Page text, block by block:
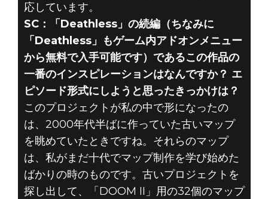
応しています。
SC：「Deathless」の続編（ちなみに
「Deathless」もゲーム内アドオンメニュー
から無料で入手可能です）であるこの作品の
一番のインスピレーションはなんですか？ エ
ピソード形式にしようと思ったきっかけは？
このプロジェクトが私の中で形になったの
は、2000年代半ばに作っていた古いマップ
を眺めていたときですね。それらのマップ
は、私がまだ十代でマップ制作を学び始めた
ばかりの時のものです。古いプロジェクトを
探し出して、「DOOM II」用の32個のマップ